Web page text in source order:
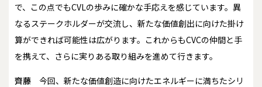
で、この点でもCVLの歩みに確かな手応えを感じています。異
なるステークホルダーが交流し、新たな価値創出に向けた掛け
算ができれば可能性は広がります。これからもCVCの仲間と手
を携えて、さらに実りある取り組みを進めて行きます。
齊藤
今回、新たな価値創造に向けたエネルギーに満ちたシリ